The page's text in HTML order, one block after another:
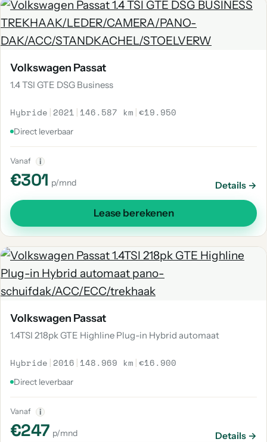
Volkswagen Passat
1.4 TSI GTE DSG Business
Hybride | 2021 | 146.587 km |€19.950
Direct leverbaar
Vanaf i
€301 p/mnd Details →
Lease berekenen
Volkswagen Passat
1.4TSI 218pk GTE Highline Plug-in Hybrid automaat
Hybride | 2016 | 148.969 km |€16.900
Direct leverbaar
Vanaf i
€247 p/mnd Details →